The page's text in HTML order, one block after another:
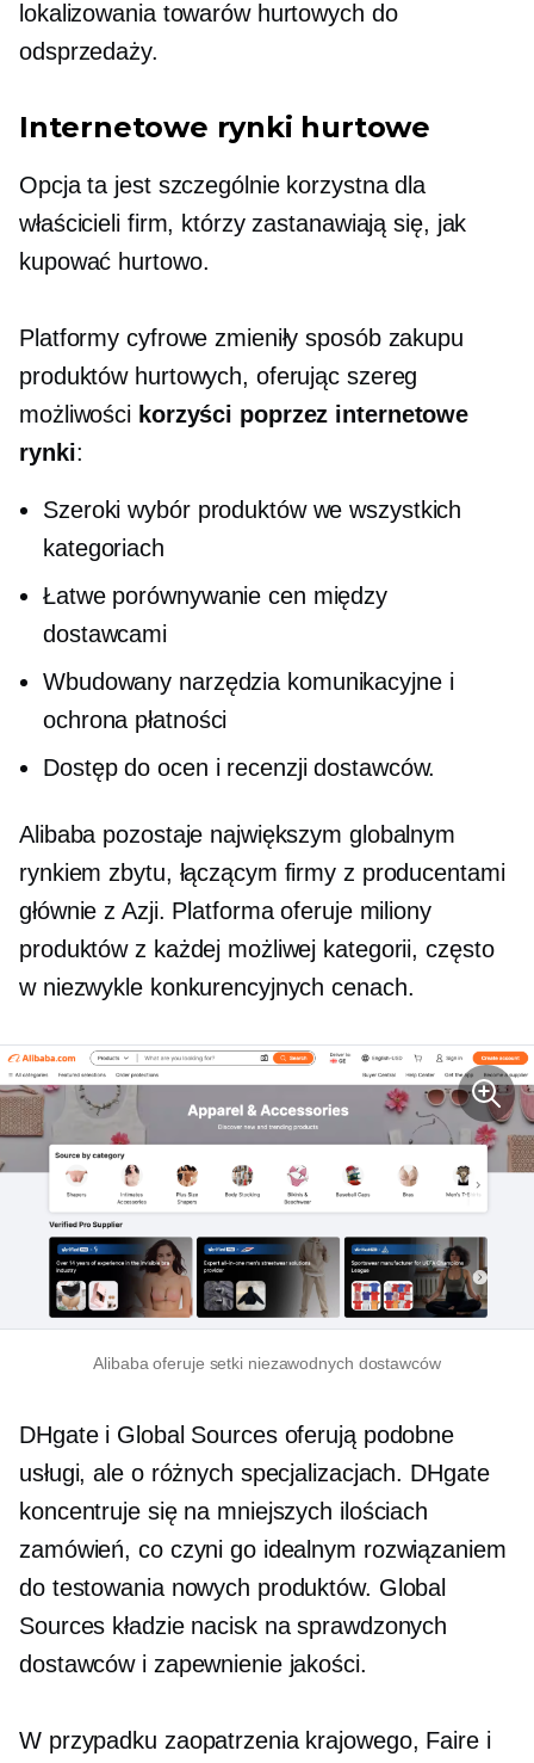
lokalizowania towarów hurtowych do
odsprzedaży.
Internetowe rynki hurtowe
Opcja ta jest szczególnie korzystna dla
właścicieli firm, którzy zastanawiają się, jak
kupować hurtowo.
Platformy cyfrowe zmieniły sposób zakupu
produktów hurtowych, oferując szereg
możliwości korzyści poprzez internetowe
rynki:
Szeroki wybór produktów we wszystkich
kategoriach
Łatwe porównywanie cen między
dostawcami
Wbudowany narzędzia komunikacyjne i
ochrona płatności
Dostęp do ocen i recenzji dostawców.
Alibaba pozostaje największym globalnym
rynkiem zbytu, łączącym firmy z producentami
głównie z Azji. Platforma oferuje miliony
produktów z każdej możliwej kategorii, często
w niezwykle konkurencyjnych cenach.
Alibaba oferuje setki niezawodnych dostawców
DHgate i Global Sources oferują podobne
usługi, ale o różnych specjalizacjach. DHgate
koncentruje się na mniejszych ilościach
zamówień, co czyni go idealnym rozwiązaniem
do testowania nowych produktów. Global
Sources kładzie nacisk na sprawdzonych
dostawców i zapewnienie jakości.
W przypadku zaopatrzenia krajowego, Faire i